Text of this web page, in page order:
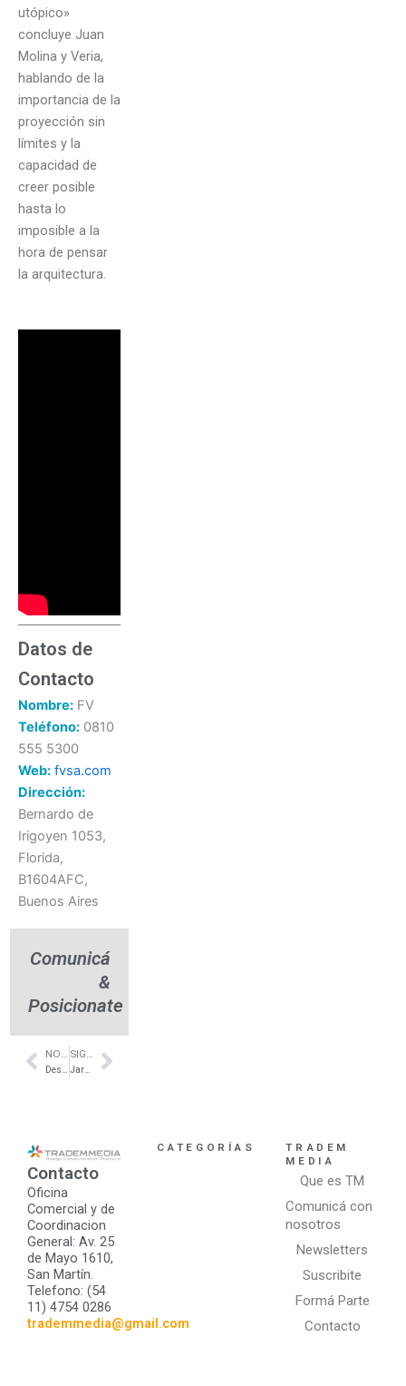
utópico»
concluye Juan
Molina y Veria,
hablando de la
importancia de la
proyección sin
límites y la
capacidad de
creer posible
hasta lo
imposible a la
hora de pensar
la arquitectura.
Datos de
Contacto
Nombre: FV
Teléfono: 0810
555 5300
Web: fvsa.com
Dirección:
Bernardo de
Irigoyen 1053,
Florida,
B1604AFC,
Buenos Aires
Comunicá
&
Posicionate
Prev
NOTA ANTERIOR SIGUIENTE NOTA Next
Contacto
Oficina
Comercial y de
Coordinacion
General: Av. 25
de Mayo 1610,
San Martín.
Telefono: (54
11) 4754 0286
trademmedia@gmail.com
CATEGORÍAS
TRADEM
MEDIA
Que es TM
Comunicá con
nosotros
Newsletters
Suscribite
Formá Parte
Contacto